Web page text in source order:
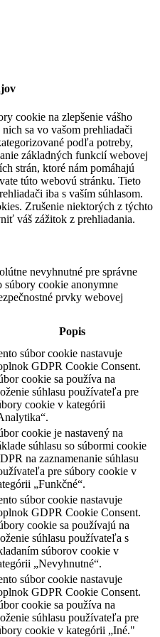
cookie na zlepšenie vášho
sa vo vašom prehliadači
podľa potreby,
základných funkcií webovej
strán, ktoré nám pomáhajú
túto webovú stránku. Tieto
iba s vaším súhlasom.
Zrušenie niektorých z týchto
váš zážitok z prehliadania.
nevyhnutné pre správne
cookie anonymne
prvky webovej
Popis
súbor cookie nastavuje
GDPR Cookie Consent.
cookie sa používa na
súhlasu používateľa pre
cookie v kategórii
cookie je nastavený na
súhlasu so súbormi cookie
na zaznamenanie súhlasu
pre súbory cookie v
„Funkčné“.
súbor cookie nastavuje
GDPR Cookie Consent.
cookie sa používajú na
súhlasu používateľa s
súborov cookie v
„Nevyhnutné“.
súbor cookie nastavuje
GDPR Cookie Consent.
cookie sa používa na
súhlasu používateľa pre
cookie v kategórii „Iné."